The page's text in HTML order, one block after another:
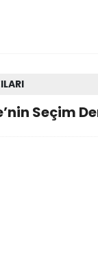
Seçim